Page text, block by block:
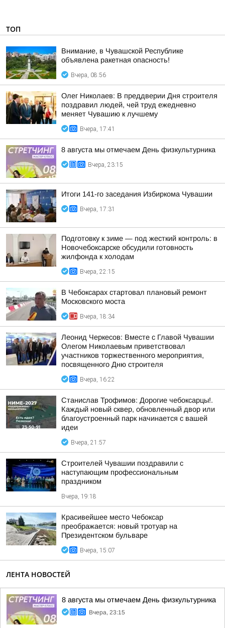
ТОП
Внимание, в Чувашской Республике
объявлена ракетная опасность!
Вчера, 08:56
Олег Николаев: В преддверии Дня строителя
поздравил людей, чей труд ежедневно
меняет Чувашию к лучшему
Вчера, 17:41
8 августа мы отмечаем День физкультурника
Вчера, 23:15
Итоги 141-го заседания Избиркома Чувашии
Вчера, 17:31
Подготовку к зиме — под жесткий контроль: в
Новочебоксарске обсудили готовность
жилфонда к холодам
Вчера, 22:15
В Чебоксарах стартовал плановый ремонт
Московского моста
Вчера, 18:34
Леонид Черкесов: Вместе с Главой Чувашии
Олегом Николаевым приветствовал
участников торжественного мероприятия,
посвященного Дню строителя
Вчера, 16:22
Станислав Трофимов: Дорогие чебоксарцы!.
Каждый новый сквер, обновленный двор или
благоустроенный парк начинается с вашей
идеи
Вчера, 21:57
Строителей Чувашии поздравили с
наступающим профессиональным
праздником
Вчера, 19:18
Красивейшее место Чебоксар
преображается: новый тротуар на
Президентском бульваре
Вчера, 15:07
ЛЕНТА НОВОСТЕЙ
8 августа мы отмечаем День физкультурника
Вчера, 23:15